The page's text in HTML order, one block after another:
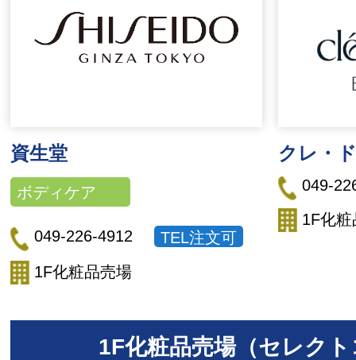
資生堂
ボディケア
049-226-4912
TEL注文可
1F化粧品売場
クレ・
049-
1F化
1F化粧品売場（セレク